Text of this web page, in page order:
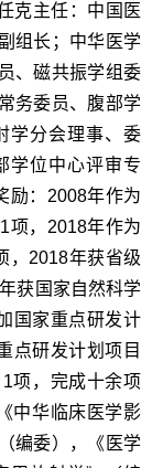
克主任：中国医
组长；中华医学
、磁共振学组委
务委员、腹部学
学分会理事、委
学位中心评审专
励：2008年作为
项，2018年作为
，2018年获省级
获国家自然科学
国家重点研发计
点研发计划项目
项，完成十余项
中华临床医学影
编委），《医学